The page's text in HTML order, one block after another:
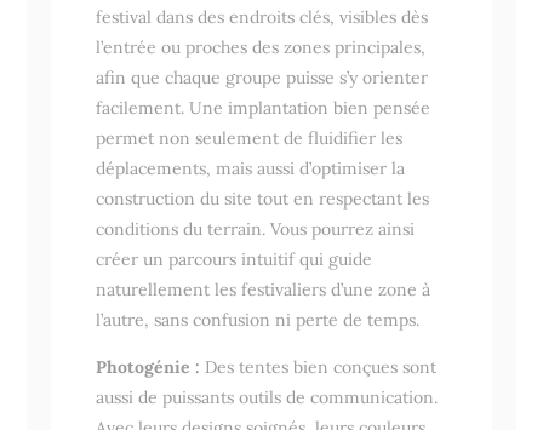
festival dans des endroits clés, visibles dès
l’entrée ou proches des zones principales,
afin que chaque groupe puisse s’y orienter
facilement. Une implantation bien pensée
permet non seulement de fluidifier les
déplacements, mais aussi d’optimiser la
construction du site tout en respectant les
conditions du terrain. Vous pourrez ainsi
créer un parcours intuitif qui guide
naturellement les festivaliers d’une zone à
l’autre, sans confusion ni perte de temps.
Photogénie : Des tentes bien conçues sont
aussi de puissants outils de communication.